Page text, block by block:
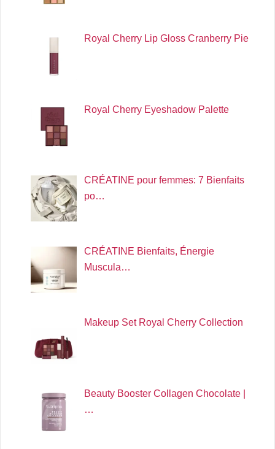
Royal Cherry Lip Gloss Cranberry Pie
Royal Cherry Eyeshadow Palette
CRÉATINE pour femmes: 7 Bienfaits
po…
CRÉATINE Bienfaits, Énergie
Muscula…
Makeup Set Royal Cherry Collection
Beauty Booster Collagen Chocolate |
…